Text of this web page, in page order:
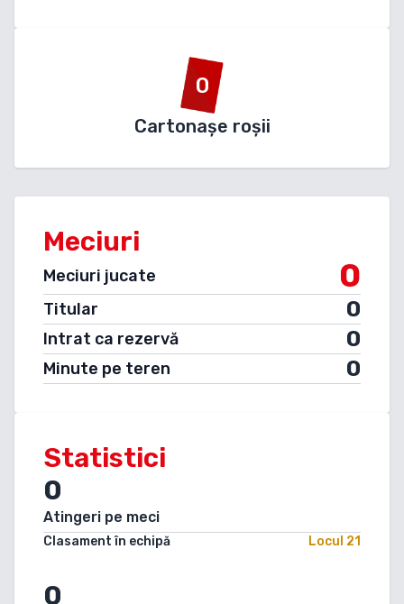
0
Cartonașe roșii
Meciuri
Meciuri jucate 0
Titular 0
Intrat ca rezervă 0
Minute pe teren 0
Statistici
0
Atingeri pe meci
Clasament în echipă Locul 21
0